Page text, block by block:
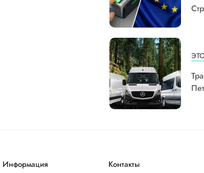
Информация Контакты